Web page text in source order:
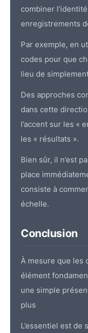
combiner
enregistrements
Par exemple, en
codes pour que
lieu de
Des approches
dans cette
l’accent sur les «
les « résultats ».
Bien sûr, il n’est
place
consiste à
échelle.
Conclusion
À mesure que les
élément
une simple
plus
L’essentiel est de